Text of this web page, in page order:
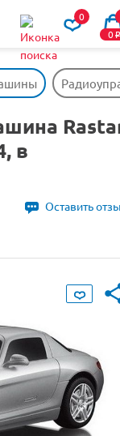
0
0o
в
Оставить